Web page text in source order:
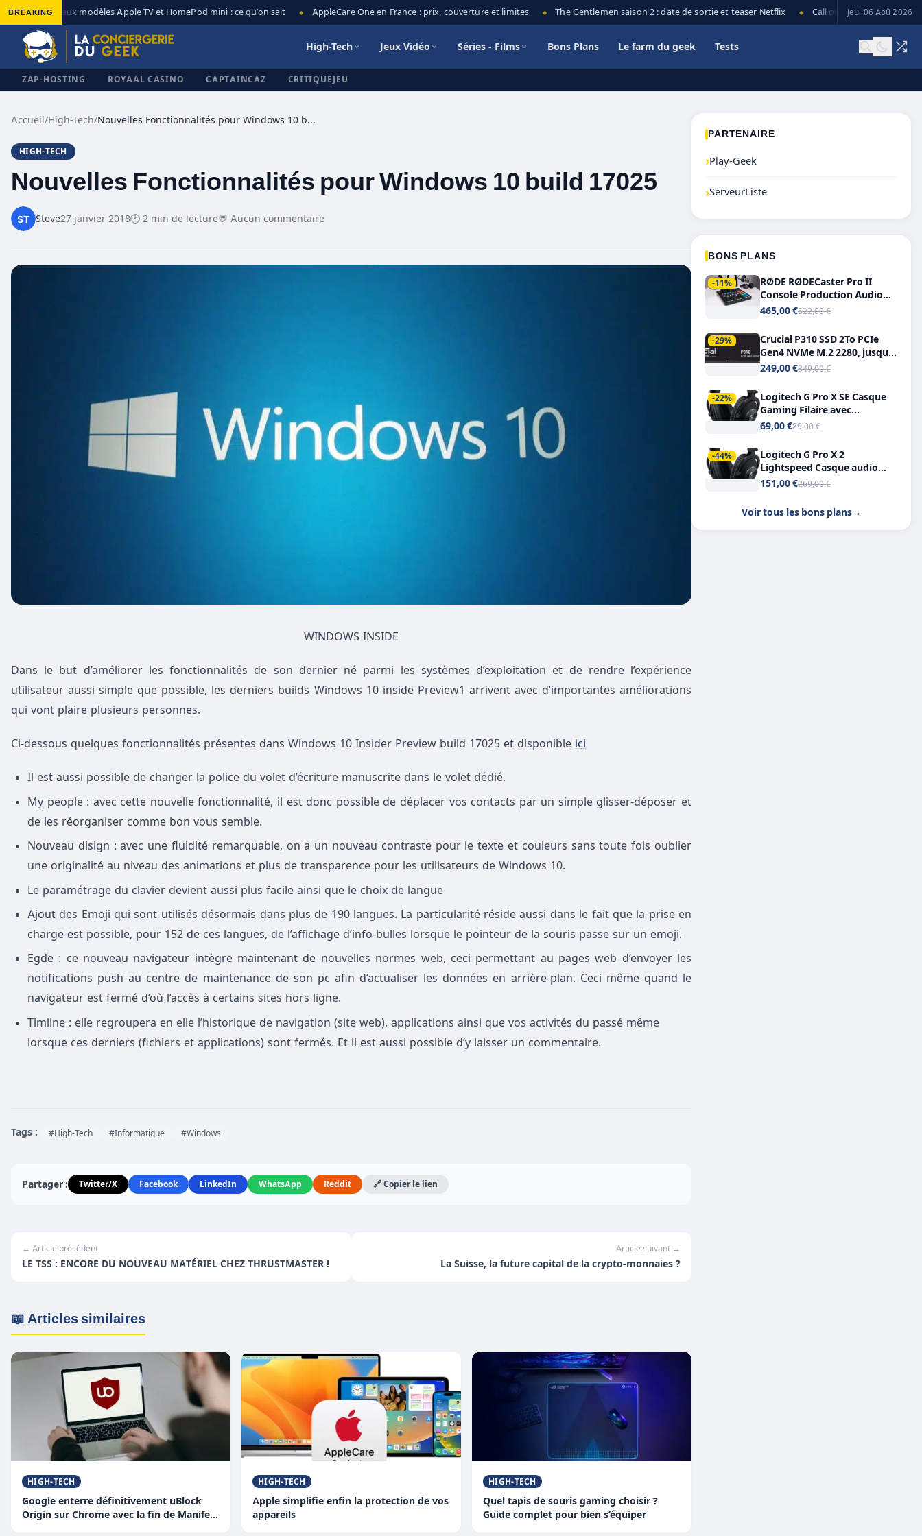
BREAKING
◆ Nouveaux modèles Apple TV et HomePod mini : ce qu’on sait AppleCare One en France : prix, couverture et limites The Gentlemen saison 2 : date de sortie et teaser Netflix Call of Duty: Black Ops 7
Jeu. 06 Aoû 2026
High-Tech Jeux Vidéo Séries - Films Bons Plans Le farm du geek Tests
ZAP-HOSTING ROYAAL CASINO CAPTAINCAZ CRITIQUEJEU
Accueil/High-Tech/ Nouvelles Fonctionnalités pour Windows 10 build 17025
HIGH-TECH
Nouvelles Fonctionnalités pour Windows 10 build 17025
Steve27 janvier 2018🕐 2 min de lecture💬 Aucun commentaire
WINDOWS INSIDE
Dans le but d’améliorer les fonctionnalités de son dernier né parmi les systèmes d’exploitation et de rendre l’expérience
utilisateur aussi simple que possible, les derniers builds Windows 10 inside Preview1 arrivent avec d’importantes améliorations
qui vont plaire plusieurs personnes.
Ci-dessous quelques fonctionnalités présentes dans Windows 10 Insider Preview build 17025 et disponible ici
Il est aussi possible de changer la police du volet d’écriture manuscrite dans le volet dédié.
My people : avec cette nouvelle fonctionnalité, il est donc possible de déplacer vos contacts par un simple glisser-déposer et
de les réorganiser comme bon vous semble.
Nouveau disign : avec une fluidité remarquable, on a un nouveau contraste pour le texte et couleurs sans toute fois oublier
une originalité au niveau des animations et plus de transparence pour les utilisateurs de Windows 10.
Le paramétrage du clavier devient aussi plus facile ainsi que le choix de langue
Ajout des Emoji qui sont utilisés désormais dans plus de 190 langues. La particularité réside aussi dans le fait que la prise en
charge est possible, pour 152 de ces langues, de l’affichage d’info-bulles lorsque le pointeur de la souris passe sur un emoji.
Egde : ce nouveau navigateur intègre maintenant de nouvelles normes web, ceci permettant au pages web d’envoyer les
notifications push au centre de maintenance de son pc afin d’actualiser les données en arrière-plan. Ceci même quand le
navigateur est fermé d’où l’accès à certains sites hors ligne.
Timline : elle regroupera en elle l’historique de navigation (site web), applications ainsi que vos activités du passé même
lorsque ces derniers (fichiers et applications) sont fermés. Et il est aussi possible d’y laisser un commentaire.
Tags : #High-Tech #Informatique #Windows
Partager : Twitter/X Facebook LinkedIn WhatsApp Reddit 🔗 Copier le lien
← Article précédent
LE TSS : ENCORE DU NOUVEAU MATÉRIEL CHEZ THRUSTMASTER !
Article suivant →
La Suisse, la future capital de la crypto-monnaies ?
📖 Articles similaires
HIGH-TECH
Google enterre définitivement uBlock
Origin sur Chrome avec la fin de Manifest
HIGH-TECH
Apple simplifie enfin la protection de vos
appareils
HIGH-TECH
Quel tapis de souris gaming choisir ?
Guide complet pour bien s’équiper
PARTENAIRE
›Play-Geek
›ServeurListe
BONS PLANS
-11%
RØDE RØDECaster Pro II
Console Production Audio
Tout-en-Un, Bluetooth et
465,00 €522,00 €
-29%
Crucial P310 SSD 2To PCIe
Gen4 NVMe M.2 2280, jusqu’à
7.100 Mo/s
249,00 €349,00 €
-22%
Logitech G Pro X SE Casque
Gaming Filaire avec
Microphone Micro
7.1
69,00 €89,00 €
-44%
Logitech G Pro X 2
Lightspeed Casque audio
bluetooth
151,00 €269,00 €
Voir tous les bons plans→